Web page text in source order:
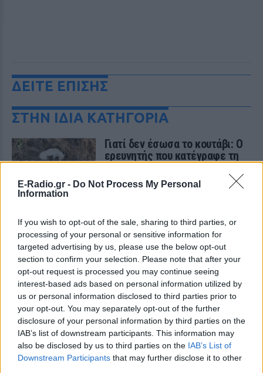
E-Radio.gr - Do Not Process My Personal
Information
If you wish to opt-out of the sale, sharing to third parties, or
processing of your personal or sensitive information for
targeted advertising by us, please use the below opt-out
section to confirm your selection. Please note that after your
opt-out request is processed you may continue seeing
interest-based ads based on personal information utilized by
us or personal information disclosed to third parties prior to
your opt-out. You may separately opt-out of the further
disclosure of your personal information by third parties on the
IAB’s list of downstream participants. This information may
also be disclosed by us to third parties on the IAB’s List of
Downstream Participants that may further disclose it to other
ΔΕΙΤΕ ΕΠΙΣΗΣ
ΣΤΗΝ ΙΔΙΑ ΚΑΤΗΓΟΡΙΑ
Γιατί δεν έσωσα το κουτάβι: Ο
ερευνητής που κατέγραφε τη
συμβίωση του μικρού σκυλιού
με αγέλη λύκων εξηγεί γιατί
δεν επενέβη
«Κρατάμε την επιστημονική απόσταση,
δεν είναι δυνατόν να πάω να επέμβω,
ούτε γίνεται να στείλω κάποιον
κτηνίατρο σε ένα μέρος όπου υπάρχει
αγέλη με λύκους, είναι επικίνδυνο» λέει
ζωολογίας του ΑΠΘ, Θεόδωρος Κομηνός
- Έχουν πεθάνει και έξι λυκόπουλα
Για πάντα στη Ρεάλ Μαδρίτης ο
Βινίσιους: Υπογράφει νέο
εξαετές συμβόλαιο ο
Βραζιλιάνος
ΧΤΕΣ